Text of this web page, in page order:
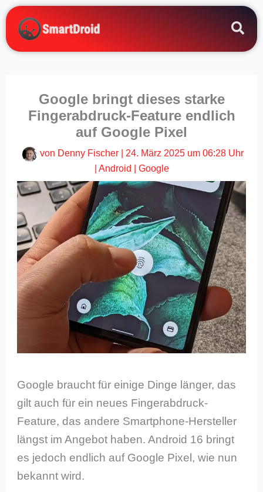
Zum
Inhalt
springen
Google bringt dieses starke
Fingerabdruck-Feature endlich
auf Google Pixel
von Denny Fischer
24. März 2025 um 06:28 Uhr
Android Google
Google braucht für einige Dinge länger, das
gilt auch für ein neues Fingerabdruck-
Feature, das andere Smartphone-Hersteller
längst im Angebot haben. Android 16 bringt
es jedoch endlich auf Google Pixel, wie nun
bekannt wird.